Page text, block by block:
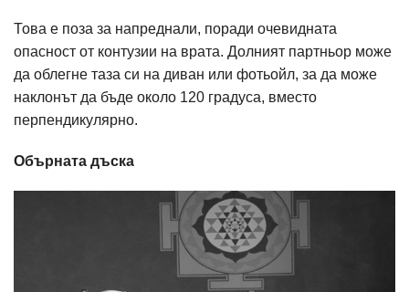
Това е поза за напреднали, поради очевидната
опасност от контузии на врата. Долният партньор може
да облегне таза си на диван или фотьойл, за да може
наклонът да бъде около 120 градуса, вместо
перпендикулярно.
Обърната дъска